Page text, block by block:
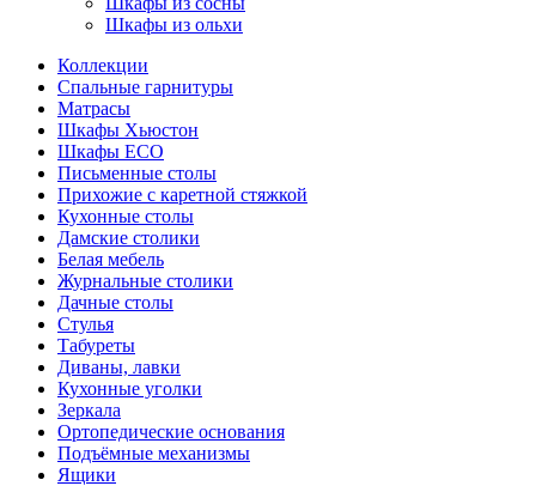
Шкафы из ольхи
Коллекции
Спальные гарнитуры
Матрасы
Шкафы Хьюстон
Шкафы ECO
Письменные столы
Прихожие с каретной стяжкой
Кухонные столы
Дамские столики
Белая мебель
Журнальные столики
Дачные столы
Стулья
Табуреты
Диваны, лавки
Кухонные уголки
Зеркала
Ортопедические основания
Подъёмные механизмы
Ящики